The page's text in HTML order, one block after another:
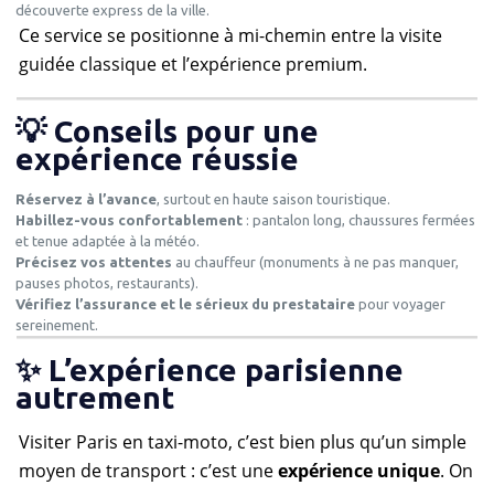
découverte express de la ville.
Ce service se positionne à mi-chemin entre la visite
guidée classique et l’expérience premium.
💡 Conseils pour une
expérience réussie
Réservez à l’avance, surtout en haute saison touristique.
Habillez-vous confortablement : pantalon long, chaussures fermées
et tenue adaptée à la météo.
Précisez vos attentes au chauffeur (monuments à ne pas manquer,
pauses photos, restaurants).
Vérifiez l’assurance et le sérieux du prestataire pour voyager
sereinement.
✨ L’expérience parisienne
autrement
Visiter Paris en taxi-moto, c’est bien plus qu’un simple
moyen de transport : c’est uneexpérience unique. On